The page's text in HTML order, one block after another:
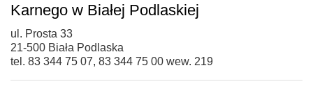
Karnego w Białej Podlaskiej
ul. Prosta 33
21-500 Biała Podlaska
tel. 83 344 75 07, 83 344 75 00 wew. 219